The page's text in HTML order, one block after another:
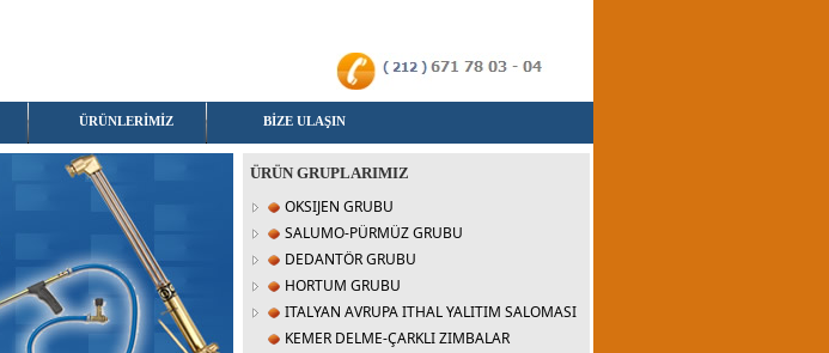
ÜRÜNLERİMİZ BİZE ULAŞIN
ÜRÜN GRUPLARIMIZ
OKSIJEN GRUBU
SALUMO-PÜRMÜZ GRUBU
DEDANTÖR GRUBU
HORTUM GRUBU
ITALYAN AVRUPA ITHAL YALITIM SALOMASI
KEMER DELME-ÇARKLI ZIMBALAR